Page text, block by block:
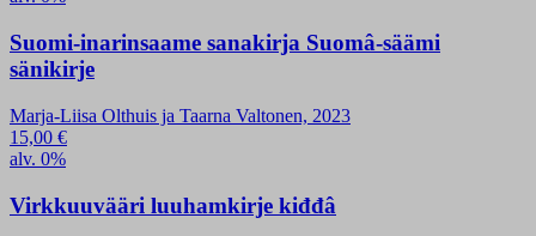
Suomi-inarinsaame sanakirja Suomâ-säämi
sänikirje
Marja-Liisa Olthuis ja Taarna Valtonen, 2023
15,00 €
alv. 0%
Virkkuuvääri luuhamkirje kiđđâ